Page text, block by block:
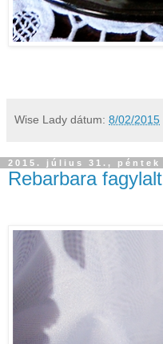
Wise Lady dátum: 8/02/2015
2015. július 31., péntek
Rebarbara fagylalt